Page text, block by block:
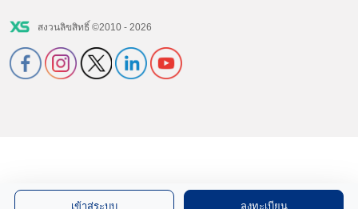
สงวนลิขสิทธิ์ ©2010 - 2026
เข้าสู่ระบบ ลงทะเบียน